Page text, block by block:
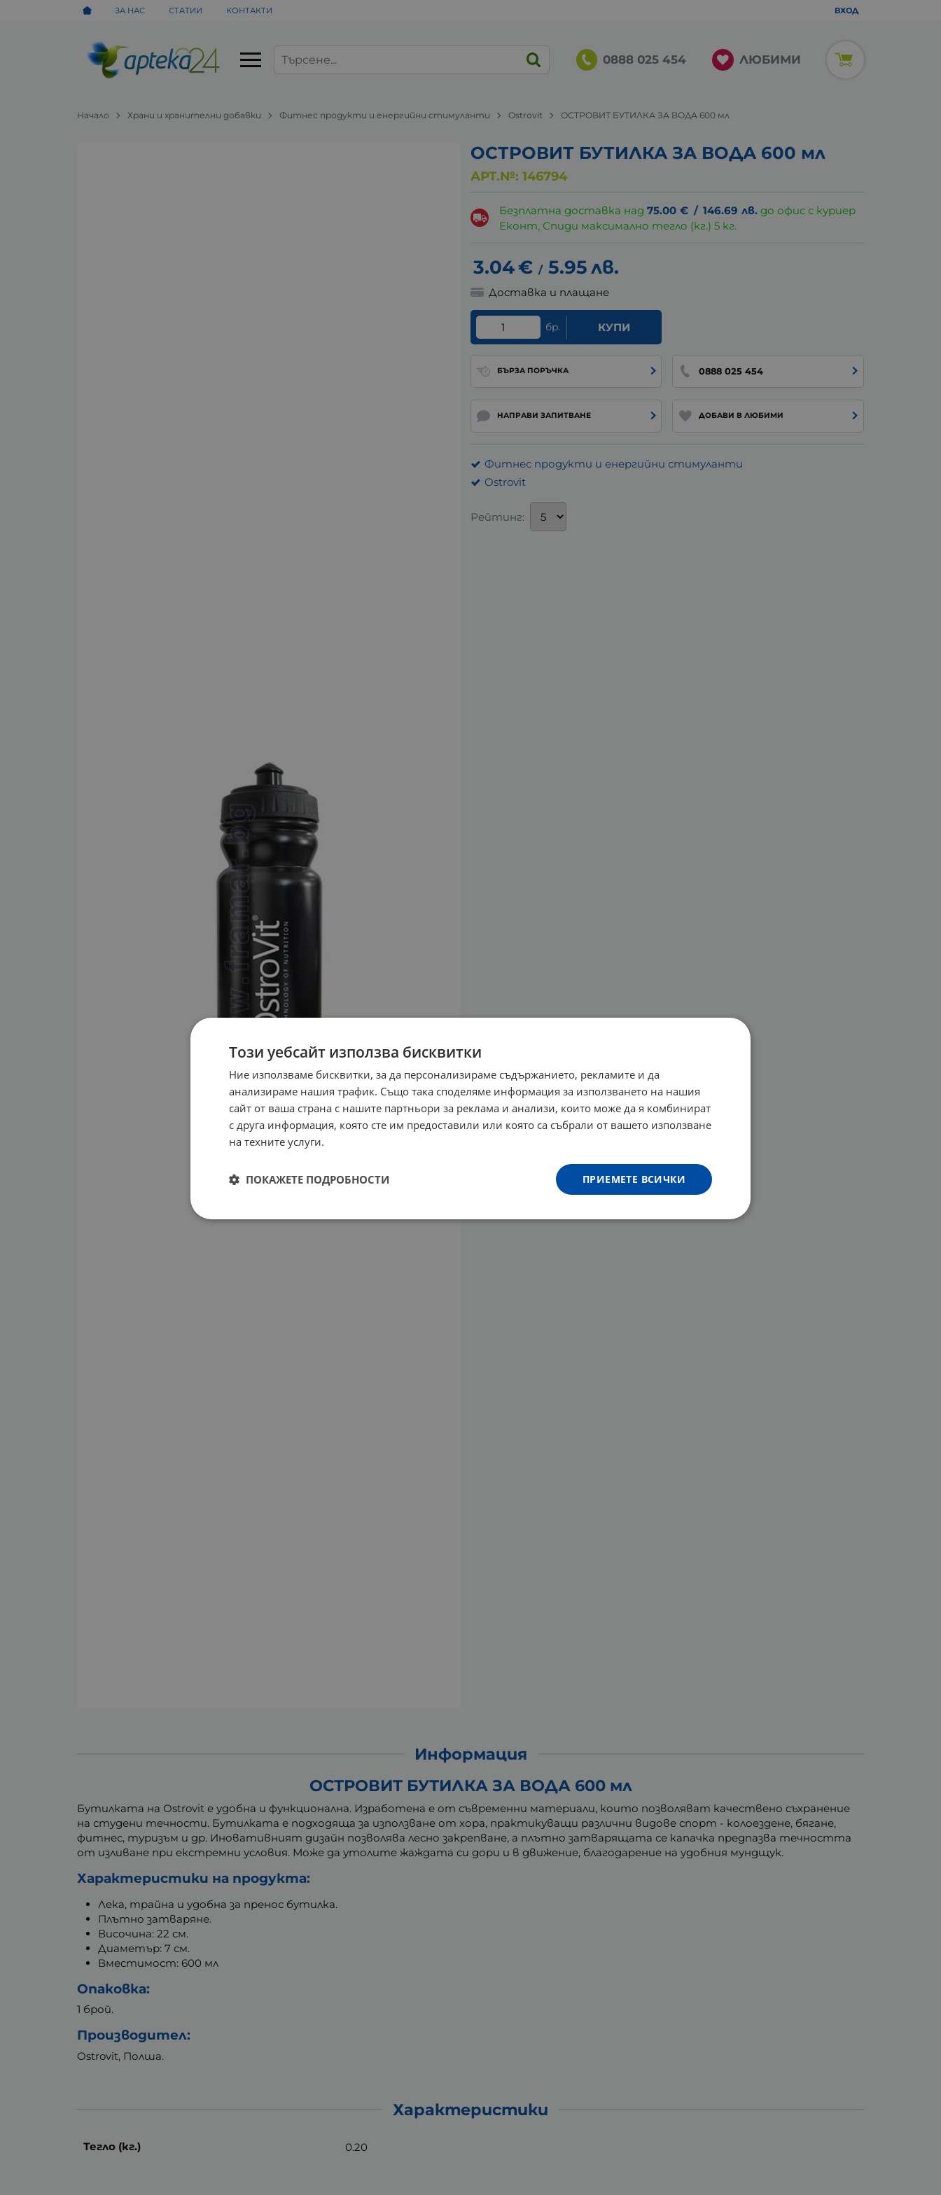
ЗА НАС СТАТИИ КОНТАКТИ ВХОД
0888 025 454 ЛЮБИМИ
Начало Храни и хранителни добавки Фитнес продукти и енергийни стимуланти Ostrovit ОСТРОВИТ БУТИЛКА ЗА ВОДА 600 мл
ОСТРОВИТ БУТИЛКА ЗА ВОДА 600 мл
АРТ.№: 146794
Безплатна доставка над75.00 € / 146.69 лв. до офис с куриер
Еконт, Спиди максимално тегло (кг.) 5 кг.
3.04€ / 5.95лв.
Доставка и плащане
бр. КУПИ
БЪРЗА ПОРЪЧКА 0888 025 454
НАПРАВИ ЗАПИТВАНЕ ДОБАВИ В ЛЮБИМИ
Фитнес продукти и енергийни стимуланти
Ostrovit
Рейтинг:
Информация
ОСТРОВИТ БУТИЛКА ЗА ВОДА 600 мл
Бутилката на Ostrovit е удобна и функционална. Изработена е от съвременни материали, които позволяват качествено съхранение
на студени течности. Бутилката е подходяща за използване от хора, практикуващи различни видове спорт - колоездене, бягане,
фитнес, туризъм и др. Иновативният дизайн позволява лесно закрепване, а плътно затварящата се капачка предпазва течността
от изливане при екстремни условия. Може да утолите жаждата си дори и в движение, благодарение на удобния мундщук.
Характеристики на продукта:
Лека, трайна и удобна за пренос бутилка.
Плътно затваряне.
Височина: 22 см.
Диаметър: 7 см.
Вместимост: 600 мл
Опаковка:
1 брой.
Производител:
Ostrovit, Полша.
Характеристики
Тегло (кг.) 0.20
Този уебсайт използва бисквитки
Ние използваме бисквитки, за да персонализираме съдържанието, рекламите и да
анализираме нашия трафик. Също така споделяме информация за използването на нашия
сайт от ваша страна с нашите партньори за реклама и анализи, които може да я комбинират
с друга информация, която сте им предоставили или която са събрали от вашето използване
на техните услуги.
ПРИЕМЕТЕ ВСИЧКИ
ПОКАЖЕТЕ ПОДРОБНОСТИ